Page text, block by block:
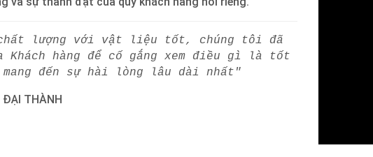
chất lượng với vật liệu tốt, chúng tôi đã
hàng để cố gắng xem điều gì là tốt
đến sự hài lòng lâu dài nhất"
ĐẠI THÀNH